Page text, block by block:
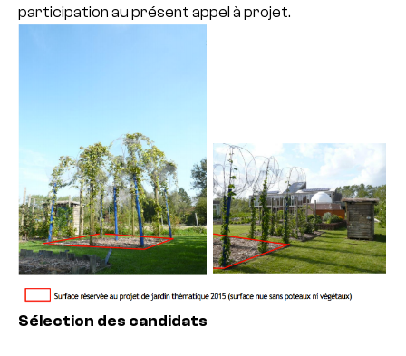
participation au présent appel à projet.
Sélection des candidats